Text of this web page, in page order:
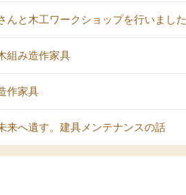
と木工ワークショップを行いました
組み造作家具
作家具
来へ遺す。建具メンテナンスの話